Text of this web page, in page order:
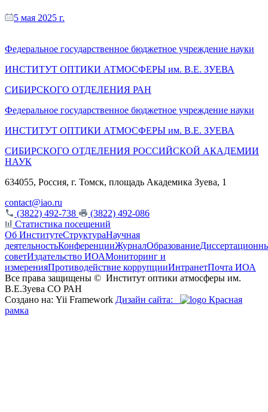
5 мая 2025 г.
Федеральное государственное бюджетное учреждение науки
ИНСТИТУТ ОПТИКИ АТМОСФЕРЫ им. В.Е. ЗУЕВА
СИБИРСКОГО ОТДЕЛЕНИЯ РАН
Федеральное государственное бюджетное учреждение науки
ИНСТИТУТ ОПТИКИ АТМОСФЕРЫ им. В.Е. ЗУЕВА
СИБИРСКОГО ОТДЕЛЕНИЯ РОССИЙСКОЙ АКАДЕМИИ
НАУК
634055, Россия, г. Томск, площадь Академика Зуева, 1
contact@iao.ru
(3822) 492-738
(3822) 492-086
Статистика посещений
Об ИнститутеСтруктураНаучная
деятельностьКонференцииЖурналОбразование
советИздательство ИОАМониторинг и
измеренияПротиводействие коррупцииИнтранетПочта ИОА
Все права защищены © Институт оптики атмосферы им.
В.Е.Зуева СО РАН
Создано на: Yii Framework Дизайн сайта:
Красная
рамка